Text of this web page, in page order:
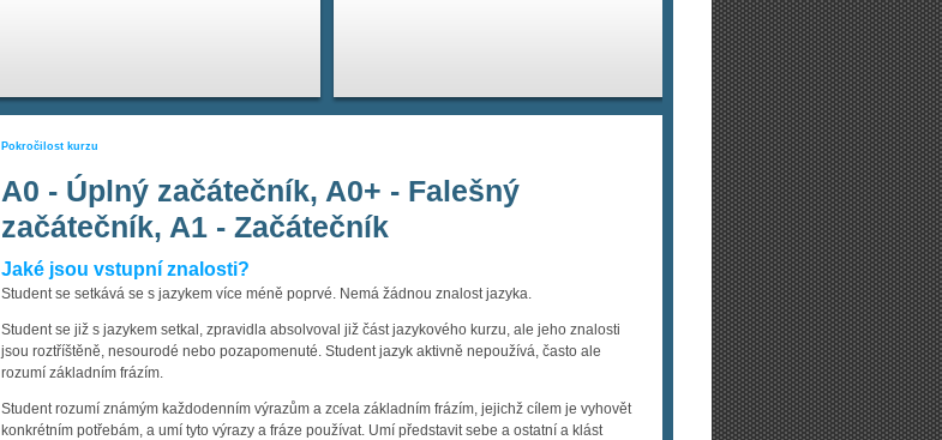
Pokročilost kurzu
A0 - Úplný začátečník, A0+ - Falešný
začátečník, A1 - Začátečník
Jaké jsou vstupní znalosti?
Student se setkává se s jazykem více méně poprvé. Nemá žádnou znalost jazyka.
Student se již s jazykem setkal, zpravidla absolvoval již část jazykového kurzu, ale jeho znalosti
jsou roztříštěně, nesourodé nebo pozapomenuté. Student jazyk aktivně nepoužívá, často ale
rozumí základním frázím.
Student rozumí známým každodenním výrazům a zcela základním frázím, jejichž cílem je vyhovět
konkrétním potřebám, a umí tyto výrazy a fráze používat. Umí představit sebe a ostatní a klást